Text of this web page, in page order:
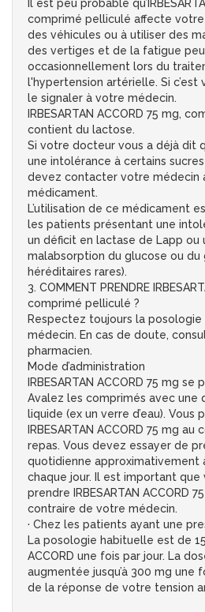
Il est peu probable
comprimé pelliculé affecte
des véhicules ou à utiliser des
des vertiges et de la fatigue
occasionnellement lors du
l'hypertension artérielle. Si c’est
le signaler à votre médecin.
IRBESARTAN ACCORD 75 mg,
contient du lactose.
Si votre docteur vous a déjà dit
une intolérance à certains
devez contacter votre médecin
médicament.
L’utilisation de ce médicament
les patients présentant une
un déficit en lactase de Lapp ou
malabsorption du glucose ou du
héréditaires rares).
3. COMMENT PRENDRE
comprimé pelliculé ?
Respectez toujours la
médecin. En cas de doute,
pharmacien.
Mode d’administration
IRBESARTAN ACCORD 75 mg
Avalez les comprimés avec une
liquide (ex un verre d’eau). Vous
IRBESARTAN ACCORD 75 mg
repas. Vous devez essayer de
quotidienne approximativement
chaque jour. Il est important que
prendre IRBESARTAN ACCORD
contraire de votre médecin.
· Chez les patients ayant une
La posologie habituelle est de
ACCORD une fois par jour. La
augmentée jusqu’à 300 mg une
de la réponse de votre tension